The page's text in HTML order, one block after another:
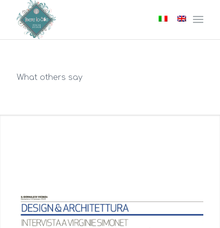
What others say